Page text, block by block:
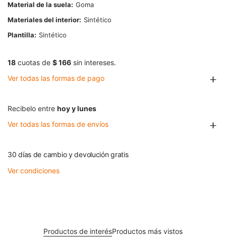
Material de la suela
Goma
Materiales del interior
Sintético
Plantilla
Sintético
18 cuotas de $ 166 sin intereses.
Ver todas las formas de pago
Recibelo entre hoy y lunes
Ver todas las formas de envíos
30 días de cambio y devolución gratis
Ver condiciones
Productos de interésProductos más vistos